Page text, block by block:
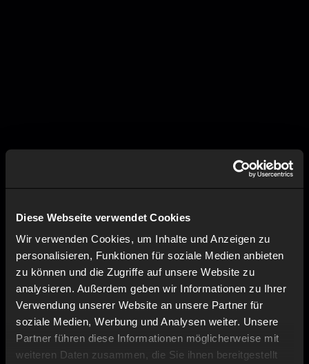
Diese Webseite verwendet Cookies
Wir verwenden Cookies, um Inhalte und Anzeigen zu
personalisieren, Funktionen für soziale Medien anbieten
zu können und die Zugriffe auf unsere Website zu
analysieren. Außerdem geben wir Informationen zu Ihrer
Verwendung unserer Website an unsere Partner für
soziale Medien, Werbung und Analysen weiter. Unsere
Partner führen diese Informationen möglicherweise mit
weiteren Daten zusammen, die Sie ihnen bereitgestellt